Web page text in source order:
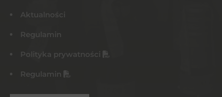
Aktualności
Regulamin
Polityka prywatności
Regulamin